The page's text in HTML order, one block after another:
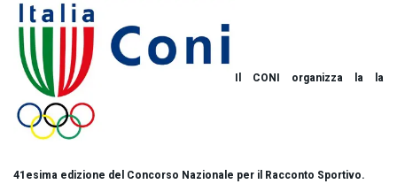
Il CONI organizza la la
41esima edizione del Concorso Nazionale per il Racconto Sportivo.